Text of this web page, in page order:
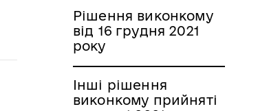
Рішення виконкому
від 16 грудня 2021
року
Інші рішення
виконкому прийняті